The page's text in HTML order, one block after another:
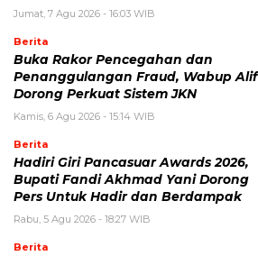
Jumat, 7 Agu 2026 - 16:03 WIB
Berita
Buka Rakor Pencegahan dan
Penanggulangan Fraud, Wabup Alif
Dorong Perkuat Sistem JKN
Kamis, 6 Agu 2026 - 15:14 WIB
Berita
Hadiri Giri Pancasuar Awards 2026,
Bupati Fandi Akhmad Yani Dorong
Pers Untuk Hadir dan Berdampak
Rabu, 5 Agu 2026 - 18:27 WIB
Berita